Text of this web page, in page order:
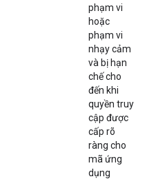
phạm vi
hoặc
phạm vi
nhạy cảm
và bị hạn
chế cho
đến khi
quyền truy
cập được
cấp rõ
ràng cho
mã ứng
dụng